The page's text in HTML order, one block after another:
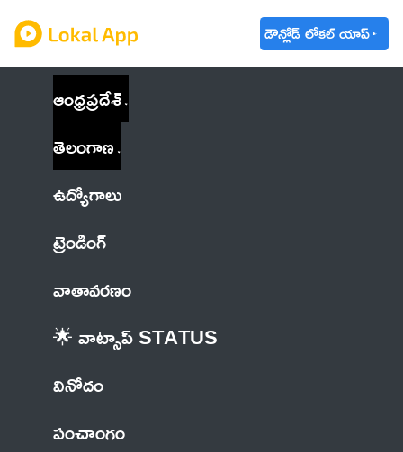
డౌన్లోడ్ లోకల్ యాప్
ఆంధ్రప్రదేశ్
తెలంగాణ
ఉద్యోగాలు
ట్రెండింగ్
వాతావరణం
🌟 వాట్సాప్ STATUS
వినోదం
పంచాంగం